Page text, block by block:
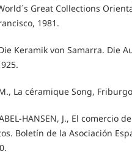
Great Collections
1981.
Die Keramik von Samarra. Die
M., La céramique Song,
HANSEN, J., El comercio
Boletín de la Asociación